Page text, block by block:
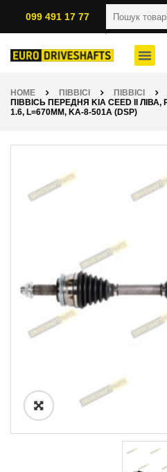
099 491 17 77
HOME ПІВВІСІ
ПІВВІСІ
ПІВВІСЬ ПЕРЕДНЯ KIA CEED II ЛІВА,
1.6, L=670ММ, KA-8-501A (DSP)